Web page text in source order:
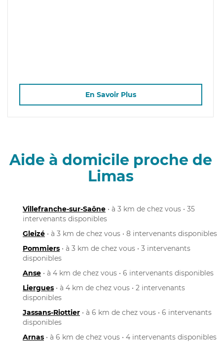
En Savoir Plus
Aide à domicile proche de
Limas
Villefranche-sur-Saône • à 3 km de chez vous • 35
intervenants disponibles
Gleizé • à 3 km de chez vous • 8 intervenants disponibles
Pommiers • à 3 km de chez vous • 3 intervenants
disponibles
Anse • à 4 km de chez vous • 6 intervenants disponibles
Liergues • à 4 km de chez vous • 2 intervenants
disponibles
Jassans-Riottier • à 6 km de chez vous • 6 intervenants
disponibles
Arnas • à 6 km de chez vous • 4 intervenants disponibles